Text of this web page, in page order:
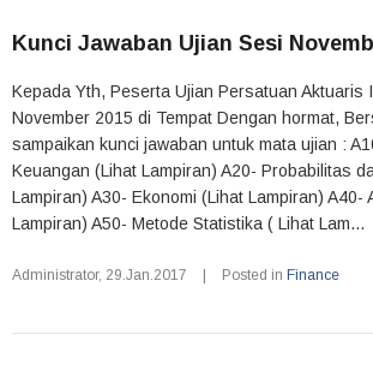
Kunci Jawaban Ujian Sesi
Kepada Yth, Peserta Ujian Persatuan Aktuaris
November 2015 di Tempat Dengan hormat,
sampaikan kunci jawaban untuk mata ujian :
Keuangan (Lihat Lampiran) A20- Probabilitas
Lampiran) A30- Ekonomi (Lihat Lampiran) A40-
Lampiran) A50- Metode Statistika ( Lihat Lam...
Administrator, 29.Jan.2017 Posted in Finance